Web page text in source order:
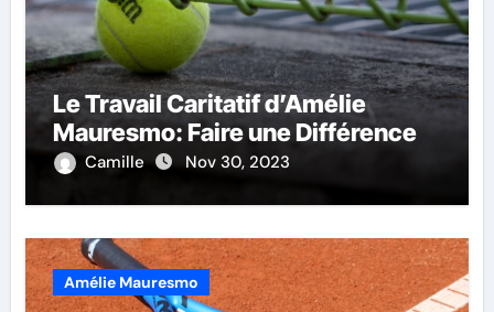
Le Travail Caritatif d’Amélie
Mauresmo: Faire une Différence
Camille Nov 30, 2023
Amélie Mauresmo